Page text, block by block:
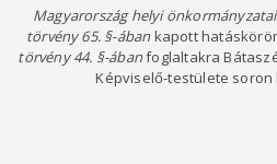
Magyarország helyi
törvény 65. §-ában kapott
törvény 44. §-ábanfoglaltakra
Képviselő-testülete